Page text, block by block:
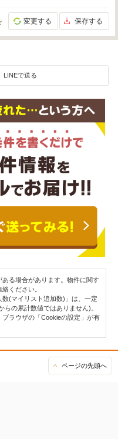
変更する 保存する
LINEで送る
る場合があります。物件に関す
ください。
(マイリスト追加数)」は、一定
の累計数値ではありません)。
ラウザの「Cookieの設定」が有
ページの先頭へ